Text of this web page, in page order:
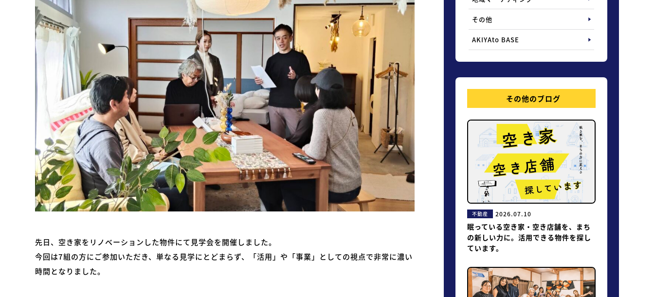
先日、空き家をリノベーションした物件にて見学会を開催しました。
今回は7組の方にご参加いただき、単なる見学にとどまらず、「活用」や「事業」としての視点で非常に濃い
時間となりました。
その他
AKIYAto BASE
その他のブログ
不動産 2026.07.10
眠っている空き家・空き店舗を、まち
の新しい力に。活用できる物件を探し
ています。